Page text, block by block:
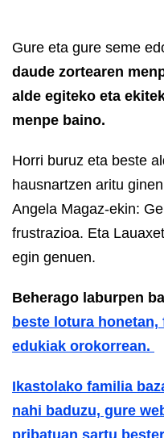
Gure eta gure seme
daude zortearen
alde egiteko eta
menpe baino.
Horri buruz eta beste
hausnartzen aritu
Angela Magaz-ekin:
frustrazioa. Eta
egin genuen.
Beherago laburpen
beste lotura
edukiak orokorrean.
Ikastolako familia
nahi baduzu, gure
pribatuan sartu